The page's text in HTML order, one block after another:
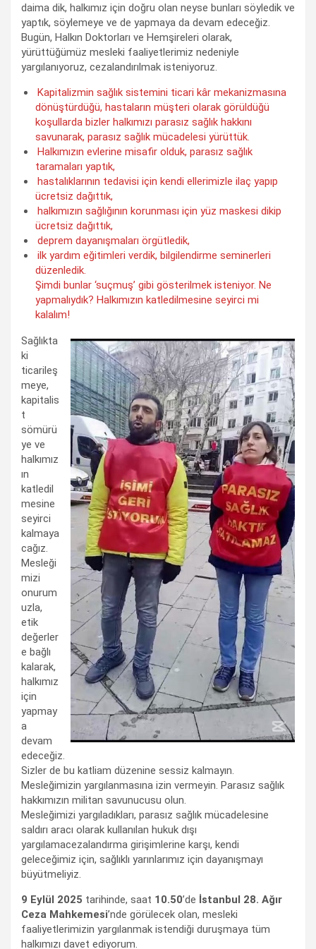
daima dik, halkımız için doğru olan neyse bunları söyledik ve
yaptık, söylemeye ve de yapmaya da devam edeceğiz.
Bugün, Halkın Doktorları ve Hemşireleri olarak,
yürüttüğümüz mesleki faaliyetlerimiz nedeniyle
yargılanıyoruz, cezalandırılmak isteniyoruz.
Kapitalizmin sağlık sistemini ticari kâr mekanizmasına
dönüştürdüğü, hastaların müşteri olarak görüldüğü
koşullarda bizler halkımızı parasız sağlık hakkını
savunarak, parasız sağlık mücadelesi yürüttük.
Halkımızın evlerine misaﬁr olduk, parasız sağlık
taramaları yaptık,
hastalıklarının tedavisi için kendi ellerimizle ilaç yapıp
ücretsiz dağıttık,
halkımızın sağlığının korunması için yüz maskesi dikip
ücretsiz dağıttık,
deprem dayanışmaları örgütledik,
ilk yardım eğitimleri verdik, bilgilendirme seminerleri
düzenledik.
Şimdi bunlar ‘suçmuş’ gibi gösterilmek isteniyor. Ne
yapmalıydık? Halkımızın katledilmesine seyirci mi
kalalım!
Sağlıkta
ki
ticarileş
meye,
kapitalis
t
sömürü
ye ve
halkımız
ın
katledil
mesine
seyirci
kalmaya
cağız.
Mesleği
mizi
onurum
uzla,
etik
değerler
e bağlı
kalarak,
halkımız
için
yapmay
a
devam
edeceğiz.
Sizler de bu katliam düzenine sessiz kalmayın.
Mesleğimizin yargılanmasına izin vermeyin. Parasız sağlık
hakkımızın militan savunucusu olun.
Mesleğimizi yargıladıkları, parasız sağlık mücadelesine
saldırı aracı olarak kullanılan hukuk dışı
yargılamacezalandırma girişimlerine karşı, kendi
geleceğimiz için, sağlıklı yarınlarımız için dayanışmayı
büyütmeliyiz.
9 Eylül 2025 tarihinde, saat 10.50’de İstanbul 28. Ağır
Ceza Mahkemesi’nde görülecek olan, mesleki
faaliyetlerimizin yargılanmak istendiği duruşmaya tüm
halkımızı davet ediyorum.